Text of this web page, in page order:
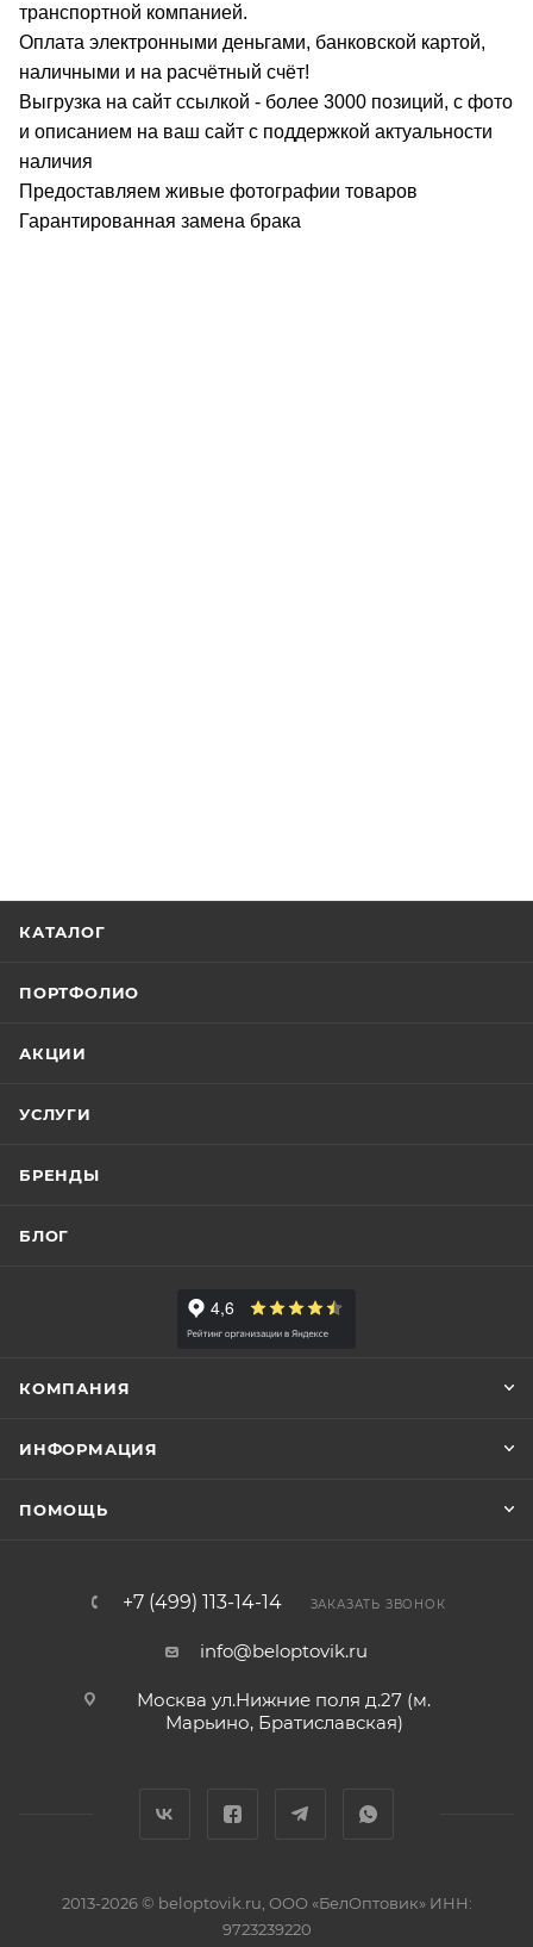
транспортной компанией.
Оплата электронными деньгами, банковской картой,
наличными и на расчётный счёт!
Выгрузка на сайт ссылкой - более 3000 позиций, с фото
и описанием на ваш сайт с поддержкой актуальности
наличия
Предоставляем живые фотографии товаров
Гарантированная замена брака
КАТАЛОГ
ПОРТФОЛИО
АКЦИИ
УСЛУГИ
БРЕНДЫ
БЛОГ
КОМПАНИЯ
ИНФОРМАЦИЯ
ПОМОЩЬ
+7 (499) 113-14-14 ЗАКАЗАТЬ ЗВОНОК
info@beloptovik.ru
Москва ул.Нижние поля д.27 (м.
Марьино, Братиславская)
2013-2026 © beloptovik.ru, ООО «БелОптовик» ИНН:
9723239220